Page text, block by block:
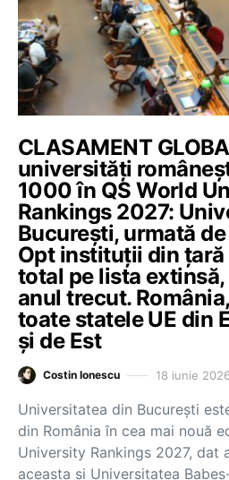
CLASAMENT
universități
1000 în QS World
Rankings 2027:
București, urmată
Opt instituții din
total pe lista
anul trecut.
toate statele UE din
și de Est
Costin Ionescu 18 iunie 2026
Universitatea din București
din România în cea mai nouă
University Rankings 2027, dat
aceasta și Universitatea